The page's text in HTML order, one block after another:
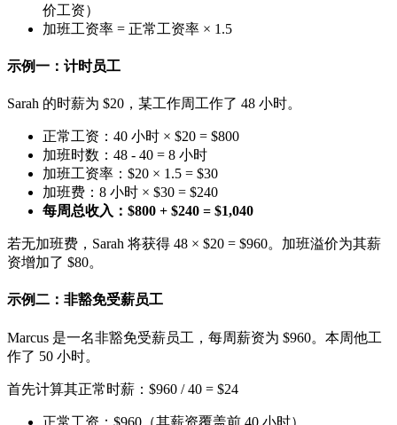
价工资）
加班工资率 = 正常工资率 × 1.5
示例一：计时员工
Sarah 的时薪为 $20，某工作周工作了 48 小时。
正常工资：40 小时 × $20 = $800
加班时数：48 - 40 = 8 小时
加班工资率：$20 × 1.5 = $30
加班费：8 小时 × $30 = $240
每周总收入：$800 + $240 = $1,040
若无加班费，Sarah 将获得 48 × $20 = $960。加班溢价为其薪
资增加了 $80。
示例二：非豁免受薪员工
Marcus 是一名非豁免受薪员工，每周薪资为 $960。本周他工
作了 50 小时。
首先计算其正常时薪：$960 / 40 = $24
正常工资：$960（其薪资覆盖前 40 小时）